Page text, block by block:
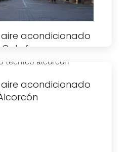
acondicionado
Getafe
acondicionado